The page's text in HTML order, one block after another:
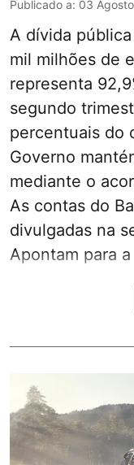
Publicado a: 03
A dívida
mil milhões de
representa
segundo
percentuais do
Governo
mediante o
As contas do
divulgadas na
Apontam para